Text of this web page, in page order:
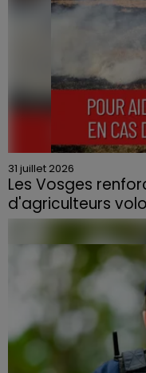
31 juillet 2026
Les Vosges
d'agriculteurs
Face à la
la Chambre
aux agriculteurs